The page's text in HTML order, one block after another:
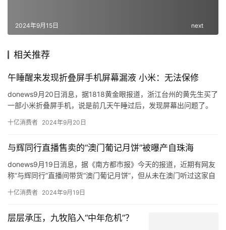
next
2024年9月15日
相关推荐
午睡醒来发现折叠屏手机屏幕漏液 小米：无法保修
donews9月20日消息，据1818黄金眼报道，浙江台州的黄先生买了
一部小米折叠屏手机，说是前几天午睡过后，发现屏幕出问题了。
了8999元，旧手机抵给它1999，付了7000元。
提供了一张照片，说是寄出前快递员拍的。
十亿消费者 2024年9月20日
与辉同行直播售卖的“澳门葡记月饼”被曝产自珠海
donews9月19日消息，据《南方都市报》今天的报道，近期有网友
称“与辉同行”直播间带货“澳门葡记月饼”，但从未在澳门听过这家自
涉事月饼生产商珠海葡记食品有限公司的工作人员告诉南都记者，
开设门店。而在“澳门葡记月饼”各平台的网店中，详情均显示旗下多
十亿消费者 2024年9月19日
​层层承压，九牧陷入“中年危机”？